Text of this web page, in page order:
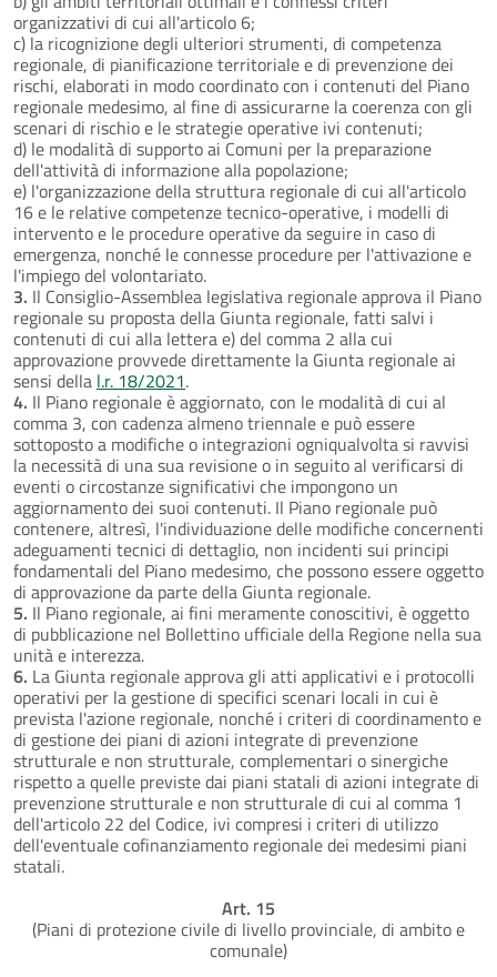
organizzativi di cui all'articolo 6;
c) la ricognizione degli ulteriori strumenti, di competenza
regionale, di pianificazione territoriale e di prevenzione dei
rischi, elaborati in modo coordinato con i contenuti del Piano
regionale medesimo, al fine di assicurarne la coerenza con gli
scenari di rischio e le strategie operative ivi contenuti;
d) le modalità di supporto ai Comuni per la preparazione
dell'attività di informazione alla popolazione;
e) l'organizzazione della struttura regionale di cui all'articolo
16 e le relative competenze tecnico-operative, i modelli di
intervento e le procedure operative da seguire in caso di
emergenza, nonché le connesse procedure per l'attivazione e
l'impiego del volontariato.
3. Il Consiglio-Assemblea legislativa regionale approva il Piano
regionale su proposta della Giunta regionale, fatti salvi i
contenuti di cui alla lettera e) del comma 2 alla cui
approvazione provvede direttamente la Giunta regionale ai
sensi della l.r. 18/2021.
4. Il Piano regionale è aggiornato, con le modalità di cui al
comma 3, con cadenza almeno triennale e può essere
sottoposto a modifiche o integrazioni ogniqualvolta si ravvisi
la necessità di una sua revisione o in seguito al verificarsi di
eventi o circostanze significativi che impongono un
aggiornamento dei suoi contenuti. Il Piano regionale può
contenere, altresì, l'individuazione delle modifiche concernenti
adeguamenti tecnici di dettaglio, non incidenti sui principi
fondamentali del Piano medesimo, che possono essere oggetto
di approvazione da parte della Giunta regionale.
5. Il Piano regionale, ai fini meramente conoscitivi, è oggetto
di pubblicazione nel Bollettino ufficiale della Regione nella sua
unità e interezza.
6. La Giunta regionale approva gli atti applicativi e i protocolli
operativi per la gestione di specifici scenari locali in cui è
prevista l'azione regionale, nonché i criteri di coordinamento e
di gestione dei piani di azioni integrate di prevenzione
strutturale e non strutturale, complementari o sinergiche
rispetto a quelle previste dai piani statali di azioni integrate di
prevenzione strutturale e non strutturale di cui al comma 1
dell'articolo 22 del Codice, ivi compresi i criteri di utilizzo
dell'eventuale cofinanziamento regionale dei medesimi piani
statali.
Art. 15
(Piani di protezione civile di livello provinciale, di ambito e
comunale)